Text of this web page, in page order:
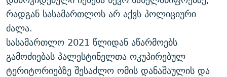
რადგან სასამართლოს არ აქვს პოლიციური
ძალა.
სასამართლო 2021 წლიდან აწარმოებს
გამოძიებას პალესტინელთა ოკუპირებულ
ტერიტორიებზე შესაძლო ომის დანაშაულის და